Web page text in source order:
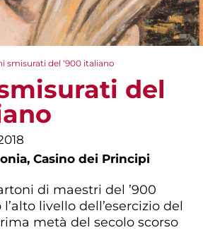
smisurati del ‘900 italiano
del
Casino dei Principi
di maestri del ’900
livello dell’esercizio del
metà del secolo scorso